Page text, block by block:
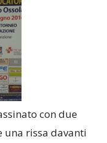
con due
una rissa davanti